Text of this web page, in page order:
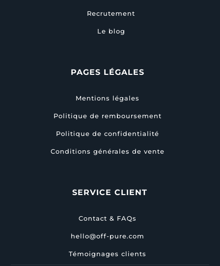
Recrutement
Le blog
PAGES LÉGALES
Mentions légales
Politique de remboursement
Politique de confidentialité
Conditions générales de vente
SERVICE CLIENT
Contact & FAQs
hello@off-pure.com
Témoignages clients